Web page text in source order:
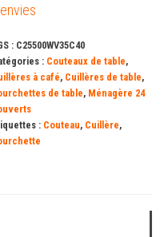
: C25500WV35C40
: Couteaux de table,
à café, Cuillères de table,
de table, Ménagère 24
: Couteau, Cuillère,